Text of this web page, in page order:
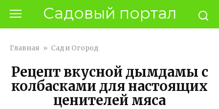
контенту
Садовый портал
Главная » Сад и Огород
Рецепт вкусной дымдамы с
колбасками для настоящих
ценителей мяса